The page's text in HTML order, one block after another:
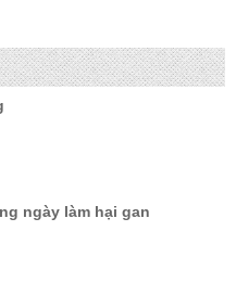
ngày làm hại gan